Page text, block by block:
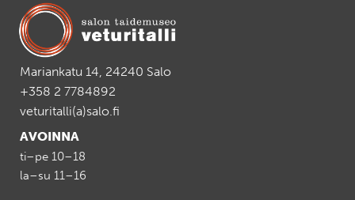
Mariankatu 14, 24240 Salo
+358 2 7784892
veturitalli(a)salo.fi
AVOINNA
ti–pe 10–18
la–su 11–16